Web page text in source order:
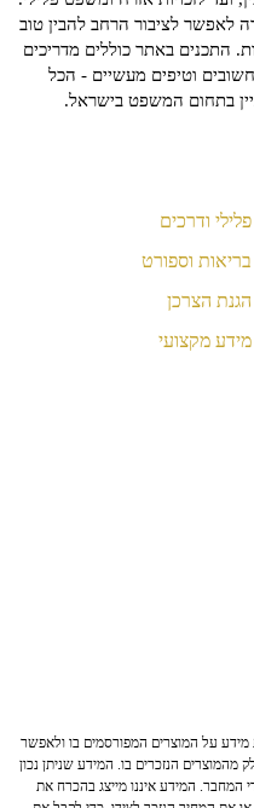
לאפשר לציבור הרחב להבין טוב
התכנים באתר כוללים מדריכים
חשובים וטיפים מעשיים - הכל
בתחום המשפט בישראל.
פלילי ודרכים
בריאות וספורט
הגנת הצרכן
מידע מקצועי
על המוצרים המפורסמים בו ולאפשר
מהמוצרים הנזכרים בו. המידע שניתן נכון
המחבר. המידע איננו מייצג בהכרח את